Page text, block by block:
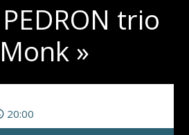
trio
»
20:00